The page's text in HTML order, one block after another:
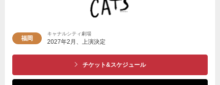
福岡
キャナルシティ劇場
2027年2月、上演決定
チケット&スケジュール